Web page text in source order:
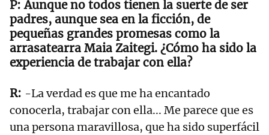
Aunque no todos tienen la suerte de ser
padres, aunque sea en la ficción, de
pequeñas grandes promesas como la
arrasatearra Maia Zaitegi. ¿Cómo ha sido la
experiencia de trabajar con ella?
-La verdad es que me ha encantado
conocerla, trabajar con ella... Me parece que es
una persona maravillosa, que ha sido superfácil